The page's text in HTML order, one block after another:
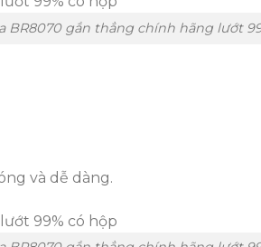
BR8070 gắn thẳng chính hãng lướt
và dễ dàng.